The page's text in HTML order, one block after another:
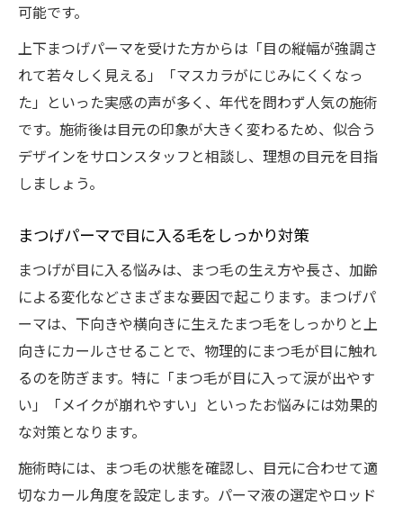
可能です。
上下まつげパーマを受けた方からは「目の縦幅が強調さ
れて若々しく見える」「マスカラがにじみにくくなっ
た」といった実感の声が多く、年代を問わず人気の施術
です。施術後は目元の印象が大きく変わるため、似合う
デザインをサロンスタッフと相談し、理想の目元を目指
しましょう。
まつげパーマで目に入る毛をしっかり対策
まつげが目に入る悩みは、まつ毛の生え方や長さ、加齢
による変化などさまざまな要因で起こります。まつげパ
ーマは、下向きや横向きに生えたまつ毛をしっかりと上
向きにカールさせることで、物理的にまつ毛が目に触れ
るのを防ぎます。特に「まつ毛が目に入って涙が出やす
い」「メイクが崩れやすい」といったお悩みには効果的
な対策となります。
施術時には、まつ毛の状態を確認し、目元に合わせて適
切なカール角度を設定します。パーマ液の選定やロッド